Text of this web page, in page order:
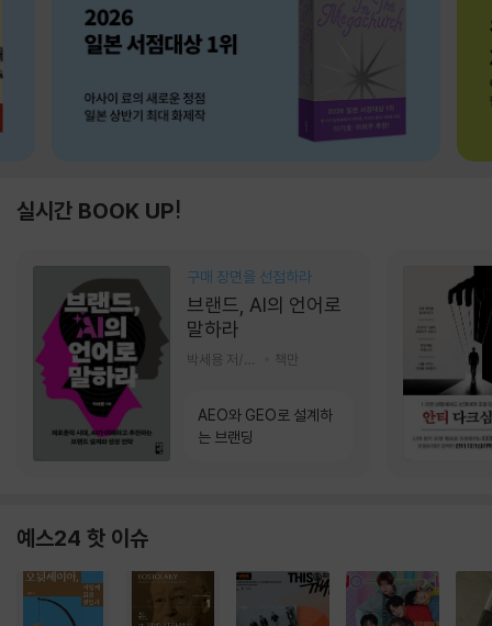
실시간 BOOK UP!
구매 장면을 선점하라
브랜드, AI의 언어로
말하라
책만
AEO와 GEO로 설계하
는 브랜딩
예스24 핫 이슈